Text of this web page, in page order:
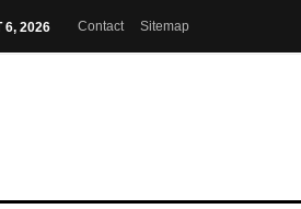
6, 2026 Contact Sitemap